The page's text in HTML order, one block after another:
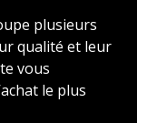
plusieurs
qualité et leur
vous
le plus